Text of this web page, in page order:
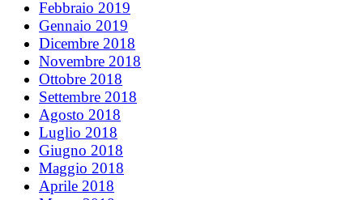
Febbraio 2019
Gennaio 2019
Dicembre 2018
Novembre 2018
Ottobre 2018
Settembre 2018
Agosto 2018
Luglio 2018
Giugno 2018
Maggio 2018
Aprile 2018